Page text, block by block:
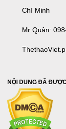
Chí Minh
Mr Quân:
NỘI DUNG ĐÃ